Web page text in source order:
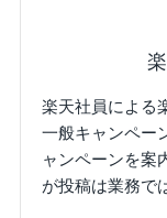
楽天社員による
一般キャンペー
ャンペーンを案
が投稿は業務で